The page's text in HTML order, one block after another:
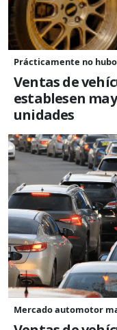
Prácticamente no
Ventas de
establesen
unidades
Mercado automotor